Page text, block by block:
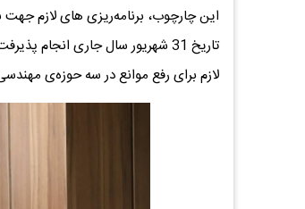
لازم برای رفع موانع در سه حوزه‌ی